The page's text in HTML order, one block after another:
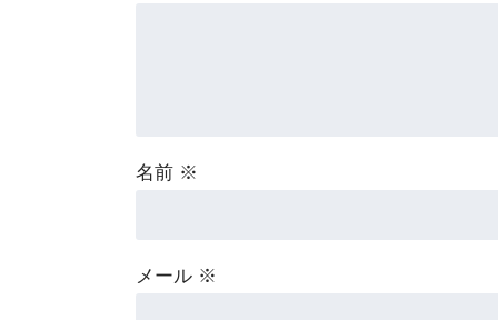
名前 ※
メール ※